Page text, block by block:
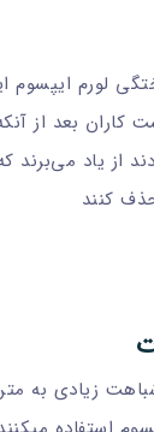
لورم
کاران بعد از
از یاد می‌برند
کنند
زیادی به